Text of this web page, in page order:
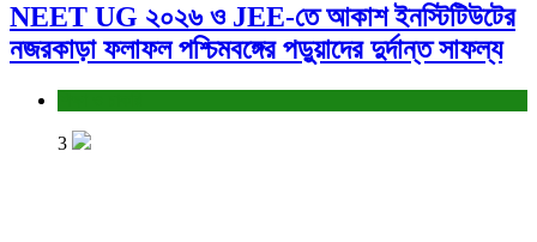
NEET UG ২০২৬ ও JEE-তে আকাশ ইনস্টিটিউটের
নজরকাড়া ফলাফল পশ্চিমবঙ্গের পড়ুয়াদের দুর্দান্ত সাফল্য
3